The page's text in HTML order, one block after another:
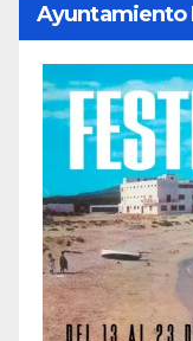
Ayuntamiento